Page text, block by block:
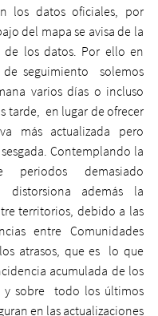
los datos oficiales, por
del mapa se avisa de la
de los datos. Por ello en
seguimiento  solemos
varios días o incluso
tarde,  en lugar de ofrecer
más actualizada pero
Contemplando la
periodos demasiado
distorsiona además la
territorios, debido a las
entre Comunidades
atrasos, que es  lo que
acumulada de los
y sobre  todo los últimos
en las actualizaciones